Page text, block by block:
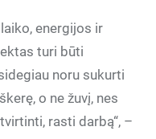
energijos ir
turi būti
noru sukurti
o ne žuvį, nes
rasti darbą“, –